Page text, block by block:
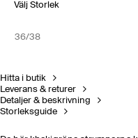
Välj Storlek
36/38
Hitta i butik
Leverans & returer
Detaljer & beskrivning
Storleksguide